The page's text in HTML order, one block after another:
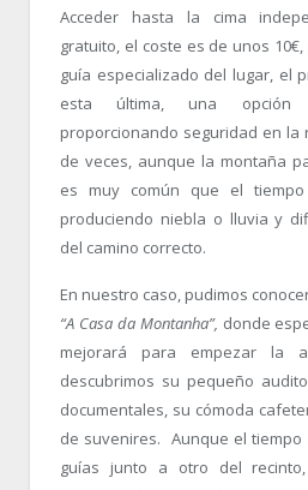
Acceder hasta la cima
gratuito, el coste es de unos
guía especializado del lugar, el
esta última, una opción
proporcionando seguridad en la
de veces, aunque la montaña
es muy común que el tiempo
produciendo niebla o lluvia y
del camino correcto.
En nuestro caso, pudimos
“A Casa da Montanha”, donde
mejorará para empezar la
descubrimos su pequeño
documentales, su cómoda
de suvenires. Aunque el
guías junto a otro del